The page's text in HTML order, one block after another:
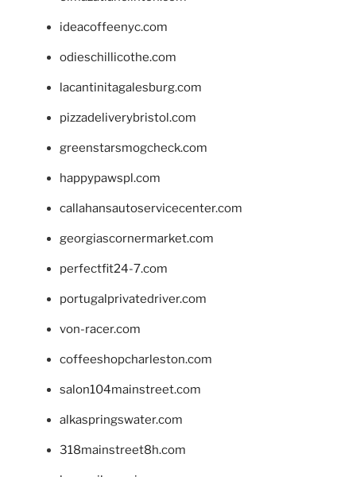
ideacoffeenyc.com
odieschillicothe.com
lacantinitagalesburg.com
pizzadeliverybristol.com
greenstarsmogcheck.com
happypawspl.com
callahansautoservicecenter.com
georgiascornermarket.com
perfectfit24-7.com
portugalprivatedriver.com
von-racer.com
coffeeshopcharleston.com
salon104mainstreet.com
alkaspringswater.com
318mainstreet8h.com